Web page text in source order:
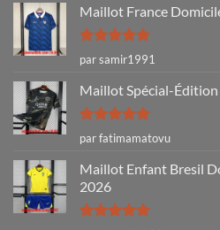
Maillot France
Note5sur
5
par samir1991
Maillot Spécial-
Note5sur
5
par fatimamatovu
Maillot Enfant Bresil
2026